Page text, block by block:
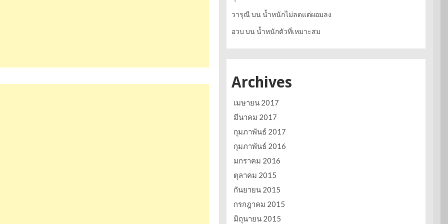
วารุณีบน น้ำหนักไม่ลดแต่ผอมลง
อวบ บน น้ำหนักตัวที่เหมาะสม
Archives
เมษายน 2017
มีนาคม 2017
กุมภาพันธ์ 2017
กุมภาพันธ์ 2016
มกราคม 2016
ตุลาคม 2015
กันยายน 2015
กรกฎาคม 2015
มิถุนายน 2015